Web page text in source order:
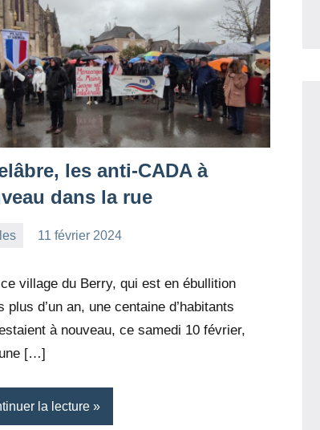
les anti-CADA à
dans la rue
11 février 2024
village du Berry, qui est en ébullition
plus d’un an, une centaine d’habitants
à nouveau, ce samedi 10 février,
[…]
la lecture